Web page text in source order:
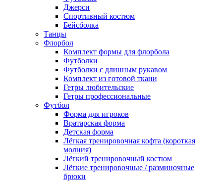
Джерси
Спортивный костюм
Бейсболка
Танцы
Флорбол
Комплект формы для флорбола
Футболки
Футболки с длинным рукавом
Комплект из готовой ткани
Гетры любительские
Гетры профессиональные
Футбол
Форма для игроков
Вратарская форма
Детская форма
Лёгкая тренировочная кофта (короткая
молния)
Лёгкий тренировочный костюм
Лёгкие тренировочные / разминочные
брюки